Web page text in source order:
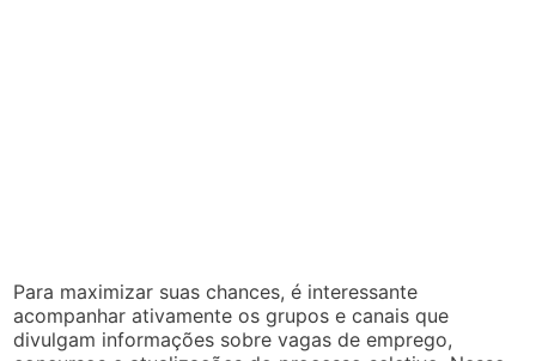
Para maximizar suas chances, é interessante
acompanhar ativamente os grupos e canais que
divulgam informações sobre vagas de emprego,